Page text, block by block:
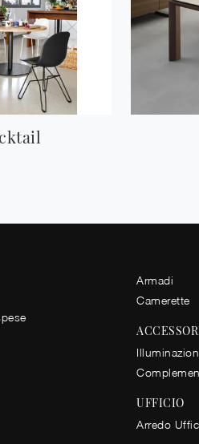
Armadi
Camerette
UFFICIO
Arredo